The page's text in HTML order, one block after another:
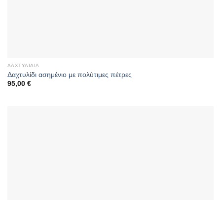
ΔΑΧΤΥΛΊΔΙΑ
Δαχτυλίδι ασημένιο με πολύτιμες πέτρες
95,00 €